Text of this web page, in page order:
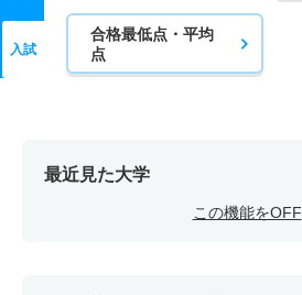
入試
合格最低点・平均
点
最近見た大学
この機能をOFF